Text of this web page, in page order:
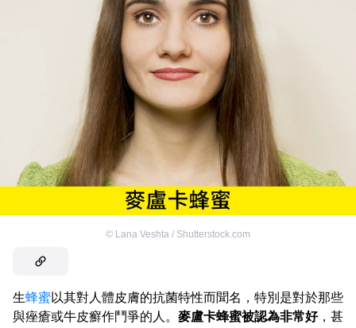
© Lana Veshta / Shutterstock.com
生蜂蜜以其對人體皮膚的抗菌特性而聞名，特別是對於那些
與痤瘡或牛皮癬作鬥爭的人。 麥盧卡蜂蜜被認為非常好，甚